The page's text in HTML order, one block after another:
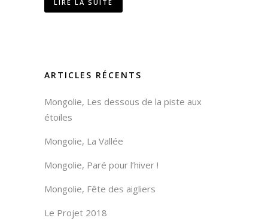
LIRE LA SUITE
ARTICLES RÉCENTS
Mongolie, Les dessous de la piste aux
étoiles
Mongolie, La Vallée
Mongolie, Paré pour l’hiver !
Mongolie, Fête des aigliers
Le Projet 2018